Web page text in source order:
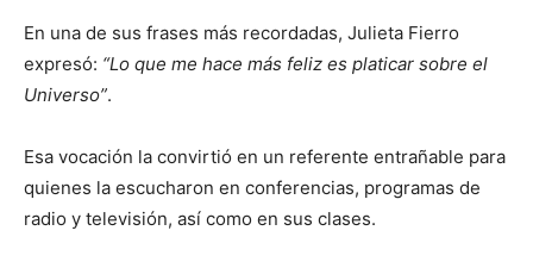
En una de sus frases más recordadas, Julieta Fierro
expresó: “Lo que me hace más feliz es platicar sobre el
Universo”.
Esa vocación la convirtió en un referente entrañable para
quienes la escucharon en conferencias, programas de
radio y televisión, así como en sus clases.